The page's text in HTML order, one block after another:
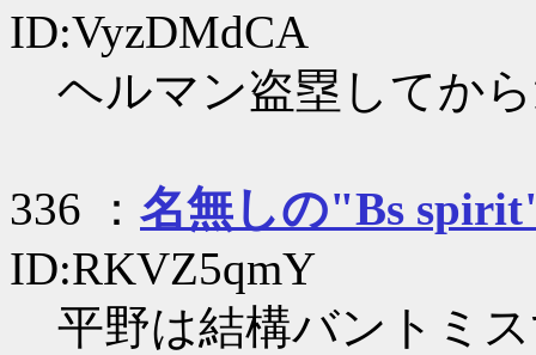
ID:VyzDMdCA
ヘルマン盗塁してか
336 ： 名無しの"Bs
ID:RKVZ5qmY
平野は結構バントミ